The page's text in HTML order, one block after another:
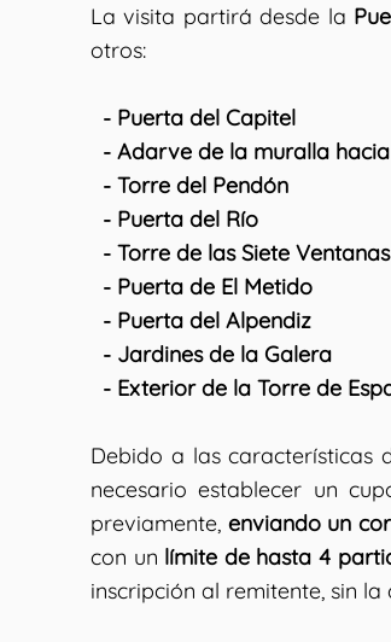
La visita partirá desde la
otros:
- Puerta del Capitel
- Adarve de la muralla
- Torre del Pendón
- Puerta del Río
- Torre de las Siete Ventanas
- Puerta de El Metido
- Puerta del Alpendiz
- Jardines de la Galera
- Exterior de la Torre de
Debido a las características
necesario establecer un
previamente, enviando un
con un límite de hasta 4
inscripción al remitente, sin